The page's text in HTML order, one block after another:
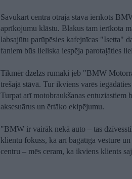
Savukārt centra otrajā stāvā ierīkots
aprīkojumu klāstu. Blakus tam ierīkota
labsajūtu parūpēsies kafejnīcas "Isetta"
faniem būs lieliska iespēja parotaļāties
Tikmēr dzelzs rumaki jeb "BMW
trešajā stāvā. Tur ikviens varēs
Turpat arī motobraukšanas entuziastiem
aksesuārus un ērtāko ekipējumu.
"BMW ir vairāk nekā auto – tas
klientu fokuss, kā arī bagātīga vēsture
centru – mēs ceram, ka ikviens klients